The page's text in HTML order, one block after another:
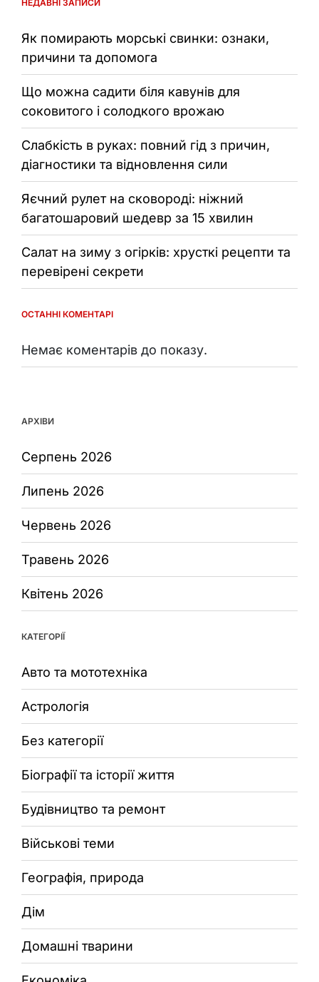
НЕДАВНІ ЗАПИСИ
Як помирають морські свинки: ознаки,
причини та допомога
Що можна садити біля кавунів для
соковитого і солодкого врожаю
Слабкість в руках: повний гід з причин,
діагностики та відновлення сили
Яєчний рулет на сковороді: ніжний
багатошаровий шедевр за 15 хвилин
Салат на зиму з огірків: хрусткі рецепти та
перевірені секрети
ОСТАННІ КОМЕНТАРІ
Немає коментарів до показу.
АРХІВИ
Серпень 2026
Липень 2026
Червень 2026
Травень 2026
Квітень 2026
КАТЕГОРІЇ
Авто та мототехніка
Астрологія
Без категорії
Біографії та історії життя
Будівництво та ремонт
Військові теми
Географія, природа
Дім
Домашні тварини